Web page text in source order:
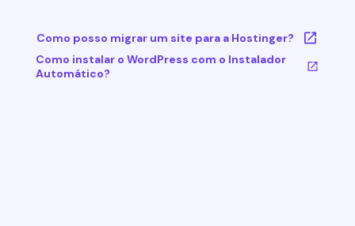
Como posso migrar um site para a Hostinger?
Como instalar o WordPress com o Instalador
Automático?